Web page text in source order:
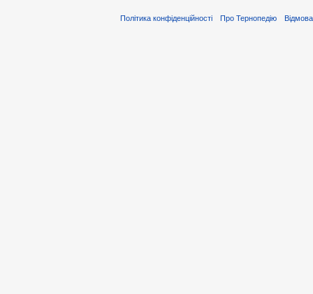
Політика конфіденційності Про Тернопедію Відмова